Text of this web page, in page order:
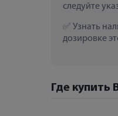
следуйте
Узнать
дозировке
Где